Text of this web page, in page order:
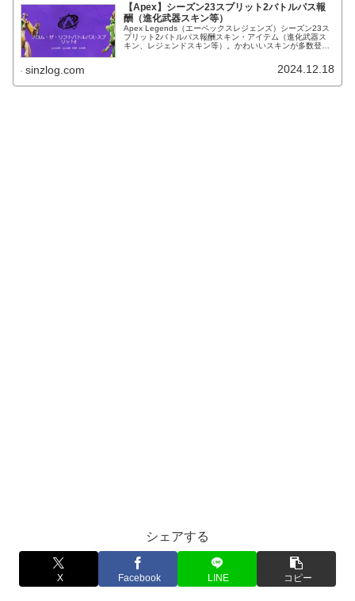
【Apex】シーズン23スプリット2バトルパス報
酬（進化武器スキン等）
Apex Legends（エーペックスレジェンズ）シーズン23ス
プリット2バトルパス報酬スキン・アイテム（進化武器ス
キン、レジェンドスキン等）。かわいいスキンが多数登
sinzlog.com 2024.12.18
シェアする
X Facebook LINE コピー